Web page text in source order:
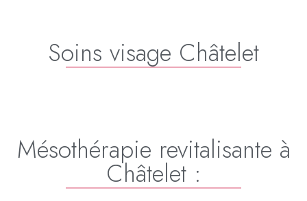
Soins visage Châtelet
Mésothérapie revitalisante à
Châtelet :